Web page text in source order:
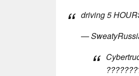
driving 5
—